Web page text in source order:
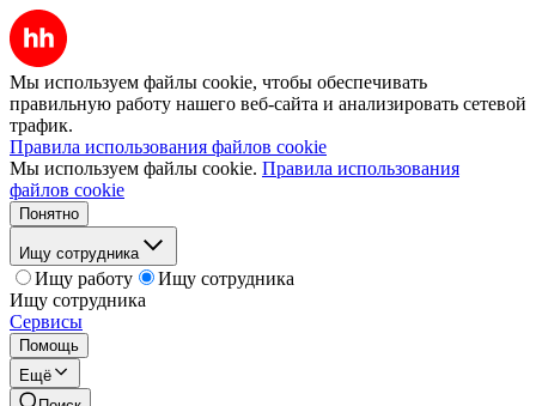
Мы используем файлы cookie, чтобы обеспечивать
правильную работу нашего веб-сайта и анализировать сетевой
трафик.
Правила использования файлов cookie
Мы используем файлы cookie. Правила использования
файлов cookie
Понятно
Ищу сотрудника
Ищу работу
Ищу сотрудника
Ищу сотрудника
Сервисы
Помощь
Ещё